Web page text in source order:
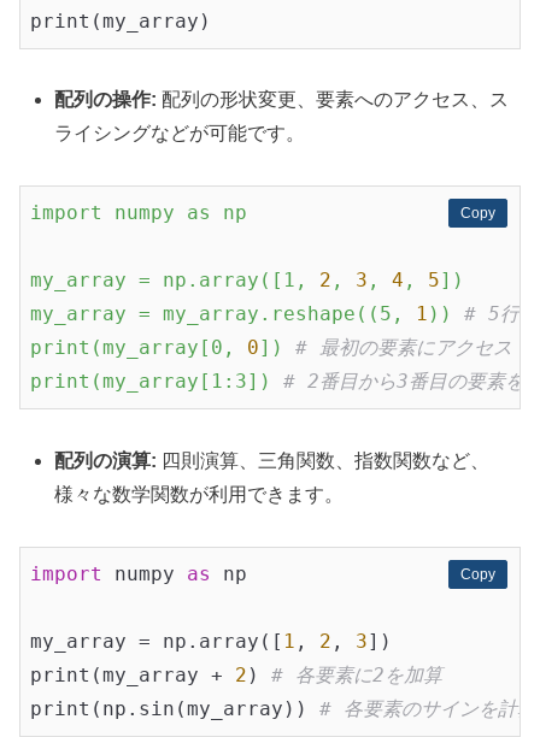
配列の操作: 配列の形状変更、要素へのアクセス、ス
ライシングなどが可能です。
Copy
Copy
import numpy as np
my_array = np.array([1, 2 , 3 , 4 , 5])
my_array = my_array.reshape((5, 1 ))
# 5行1
print(my_array[0,
0])
# 最初の要素にアクセス
print(my_array[1:3])
# 2番目から3番目の要素を
配列の演算: 四則演算、三角関数、指数関数など、
様々な数学関数が利用できます。
Copy
Copy
import numpy as np
my_array = np.array([ 1 , 2 , 3])
print(my_array + 2 ) # 各要素に2を加算
print(np.sin(my_array)) # 各要素のサインを計算